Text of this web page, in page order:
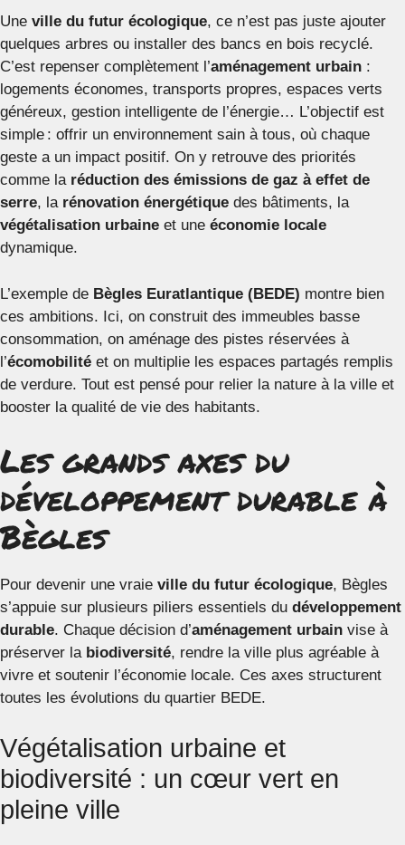
Une ville du futur écologique, ce n’est pas juste ajouter
quelques arbres ou installer des bancs en bois recyclé.
C’est repenser complètement l’aménagement urbain :
logements économes, transports propres, espaces verts
généreux, gestion intelligente de l’énergie… L’objectif est
simple : offrir un environnement sain à tous, où chaque
geste a un impact positif. On y retrouve des priorités
comme la réduction des émissions de gaz à effet de
serre, la rénovation énergétique des bâtiments, la
végétalisation urbaine et une économie locale
dynamique.
L’exemple de Bègles Euratlantique (BEDE) montre bien
ces ambitions. Ici, on construit des immeubles basse
consommation, on aménage des pistes réservées à
l’écomobilité et on multiplie les espaces partagés remplis
de verdure. Tout est pensé pour relier la nature à la ville et
booster la qualité de vie des habitants.
Les grands axes du
développement durable à
Bègles
Pour devenir une vraie ville du futur écologique, Bègles
s’appuie sur plusieurs piliers essentiels du développement
durable. Chaque décision d’aménagement urbain vise à
préserver la biodiversité, rendre la ville plus agréable à
vivre et soutenir l’économie locale. Ces axes structurent
toutes les évolutions du quartier BEDE.
Végétalisation urbaine et
biodiversité : un cœur vert en
pleine ville